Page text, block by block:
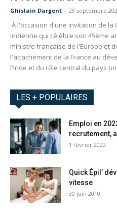
Ghislain Dargent - 29 septembre
À l'occasion d'une invitation de la
indienne qui célèbre son 45ème
ministre française de l'Europe et
l'attachement de la France au
l'Inde et du rôle central du pays
LES + POPULAIRES
Emploi en
recrutement,
1 février 2022
Quick Épil’
vitesse
30 juin 2010